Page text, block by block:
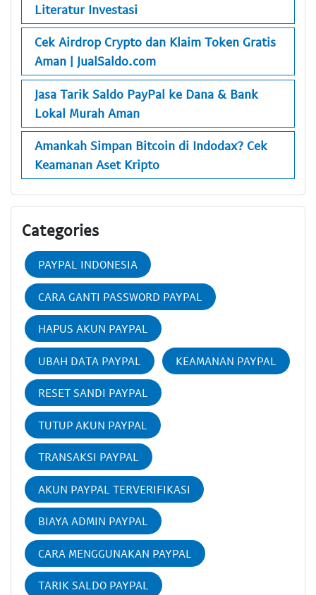
Literatur Investasi
Cek Airdrop Crypto dan Klaim Token Gratis
Aman | JualSaldo.com
Jasa Tarik Saldo PayPal ke Dana & Bank
Lokal Murah Aman
Amankah Simpan Bitcoin di Indodax? Cek
Keamanan Aset Kripto
Categories
PAYPAL INDONESIA
CARA GANTI PASSWORD PAYPAL
HAPUS AKUN PAYPAL
UBAH DATA PAYPAL KEAMANAN PAYPAL
RESET SANDI PAYPAL
TUTUP AKUN PAYPAL
TRANSAKSI PAYPAL
AKUN PAYPAL TERVERIFIKASI
BIAYA ADMIN PAYPAL
CARA MENGGUNAKAN PAYPAL
TARIK SALDO PAYPAL